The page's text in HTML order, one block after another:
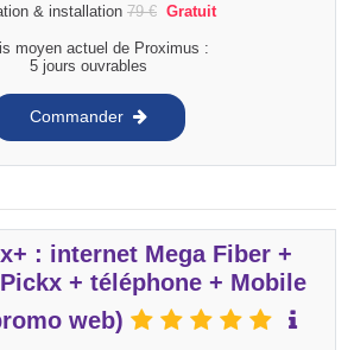
& installation 79€ Gratuit
moyen actuel de Proximus :
5 jours ouvrables
Commander
: internet Mega Fiber +
+ téléphone + Mobile
web)